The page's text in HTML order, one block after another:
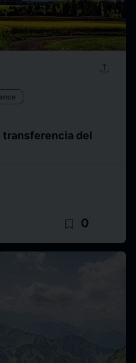
upload
transferencia del
bookmark_border 0